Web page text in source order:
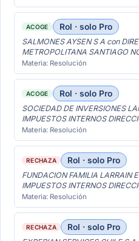
ACOGE Rol · solo Pro
SALMONES AYSEN S A con
METROPOLITANA SANTIAGO
Materia: Resolución
ACOGE Rol · solo Pro
SOCIEDAD DE INVERSIONES
IMPUESTOS INTERNOS
Materia: Resolución
RECHAZA Rol · solo Pro
FUNDACION FAMILIA LARRAIN
IMPUESTOS INTERNOS
Materia: Resolución
RECHAZA Rol · solo Pro